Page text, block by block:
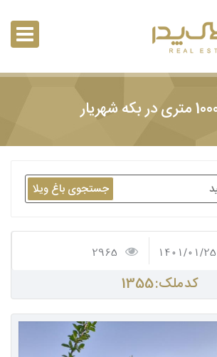
جستجوی باغ ویلا
کد ملک: 1355